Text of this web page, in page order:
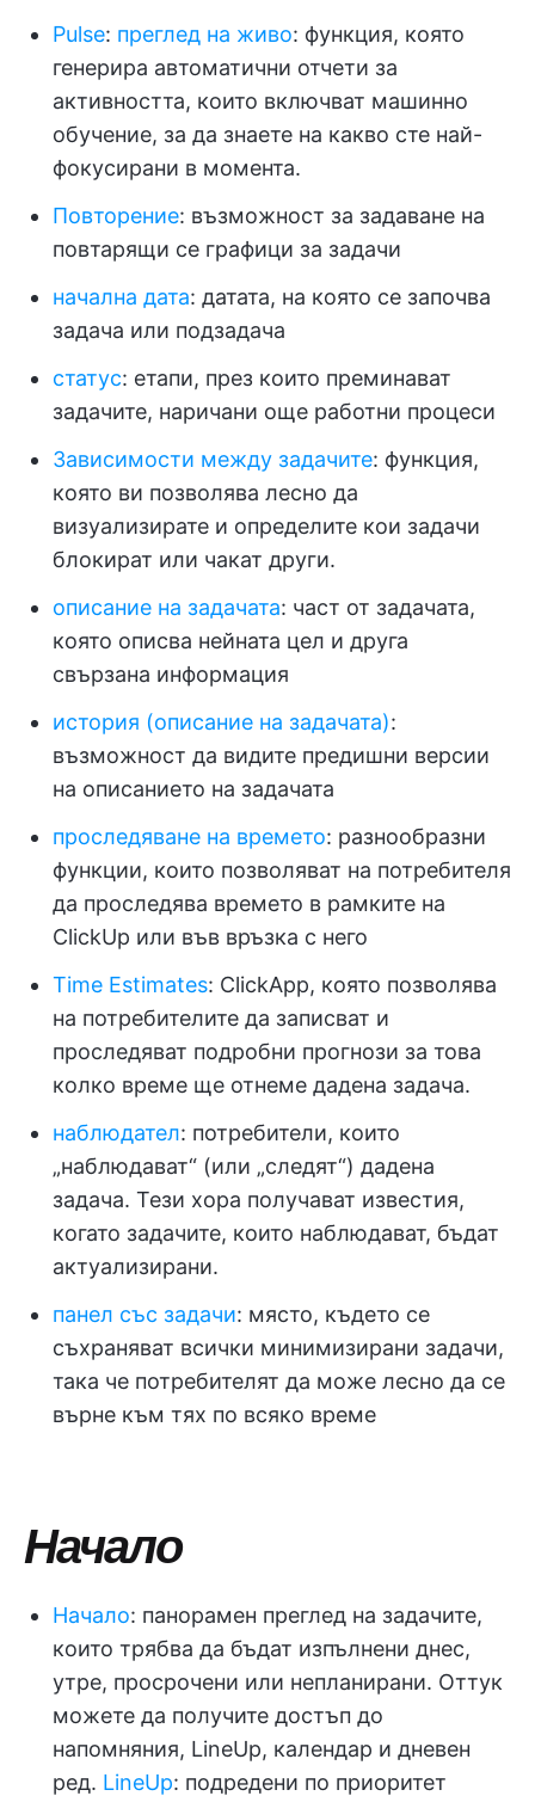
Pulse: преглед на живо: функция, която
генерира автоматични отчети за
активността, които включват машинно
обучение, за да знаете на какво сте най-
фокусирани в момента.
Повторение: възможност за задаване на
повтарящи се графици за задачи
начална дата: датата, на която се започва
задача или подзадача
статус: етапи, през които преминават
задачите, наричани още работни процеси
Зависимости между задачите: функция,
която ви позволява лесно да
визуализирате и определите кои задачи
блокират или чакат други.
описание на задачата: част от задачата,
която описва нейната цел и друга
свързана информация
история (описание на задачата):
възможност да видите предишни версии
на описанието на задачата
проследяване на времето: разнообразни
функции, които позволяват на потребителя
да проследява времето в рамките на
ClickUp или във връзка с него
Time Estimates: ClickApp, която позволява
на потребителите да записват и
проследяват подробни прогнози за това
колко време ще отнеме дадена задача.
наблюдател: потребители, които
„наблюдават“ (или „следят“) дадена
задача. Тези хора получават известия,
когато задачите, които наблюдават, бъдат
актуализирани.
панел със задачи: място, където се
съхраняват всички минимизирани задачи,
така че потребителят да може лесно да се
върне към тях по всяко време
Начало
Начало: панорамен преглед на задачите,
които трябва да бъдат изпълнени днес,
утре, просрочени или непланирани. Оттук
можете да получите достъп до
напомняния, LineUp, календар и дневен
ред. LineUp: подредени по приоритет